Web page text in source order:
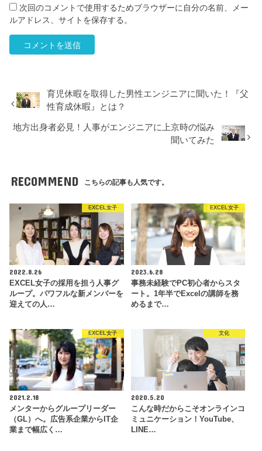
次回のコメントで使用するためブラウザーに自分の名前、メー
ルアドレス、サイトを保存する。
育児休暇を取得した男性エンジニアに聞いた！『父
性育成休暇』とは？
地方出身者必見！人事がエンジニアに上京時の悩み
聞いてみた
RECOMMEND こちらの記事も人気です。
EXCEL女子
2022.8.26
EXCEL女子の採用を担う人事グ
ループ。パワフルな新メンバーを
迎えての人…
EXCEL女子
2023.6.28
事務未経験でPC初心者からスタ
ート。1年半でExcelの講師を務
めるまで…
EXCEL女子
2021.2.18
メンターからグループリーダー
（GL）へ。広告系企業からIT企
業まで幅広く…
文化
2020.5.20
こんな時だからこそオンラインコ
ミュニケーション！YouTube、
LINE…